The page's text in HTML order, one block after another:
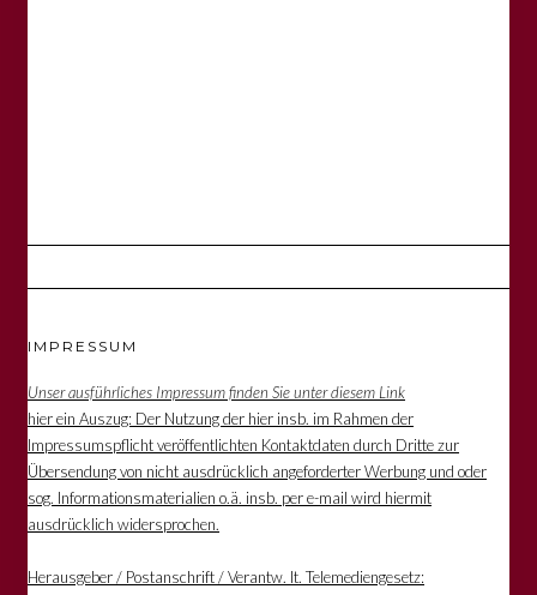
IMPRESSUM
Unser ausführliches Impressum finden Sie unter diesem Link
hier ein Auszug: Der Nutzung der hier insb. im Rahmen der
Impressumspflicht veröffentlichten Kontaktdaten durch Dritte zur
Übersendung von nicht ausdrücklich angeforderter Werbung und oder
sog. Informationsmaterialien o.ä. insb. per e-mail wird hiermit
ausdrücklich widersprochen.
Herausgeber / Postanschrift / Verantw. lt. Telemediengesetz: